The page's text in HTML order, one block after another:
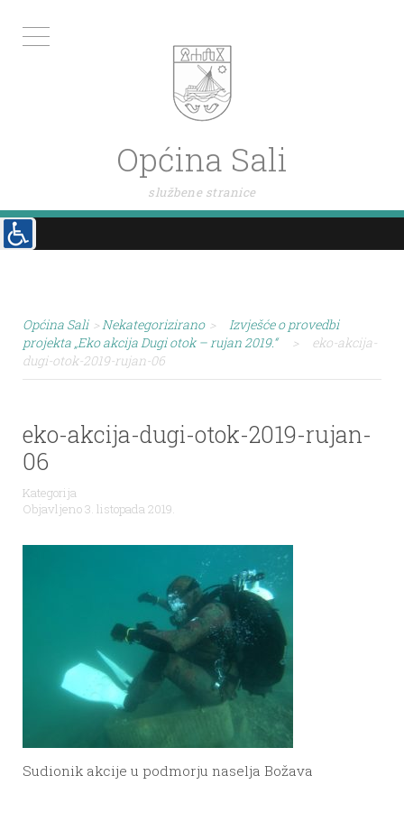
Općina Sali
službene stranice
Općina Sali > Nekategorizirano >
Izvješće o provedbi
projekta „Eko akcija Dugi otok – rujan 2019.“
>
eko-akcija-
dugi-otok-2019-rujan-06
eko-akcija-dugi-otok-2019-rujan-
06
Kategorija
Objavljeno 3. listopada 2019.
Sudionik akcije u podmorju naselja Božava